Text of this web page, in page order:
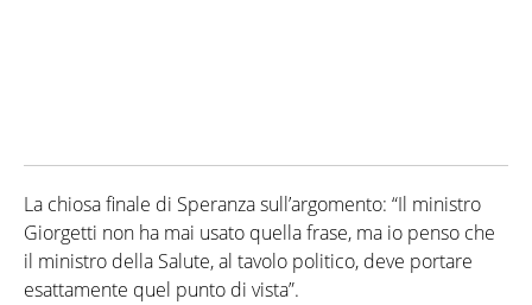
La chiosa finale di Speranza sull’argomento: “Il ministro
Giorgetti non ha mai usato quella frase, ma io penso che
il ministro della Salute, al tavolo politico, deve portare
esattamente quel punto di vista”.